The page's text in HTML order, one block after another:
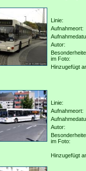
Linie:
Aufnahmeort:
Autor:
im Foto:
Hinzugefügt
Linie:
Aufnahmeort:
Autor:
im Foto:
Hinzugefügt